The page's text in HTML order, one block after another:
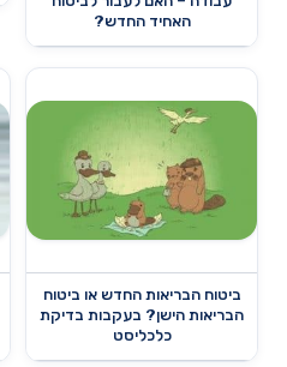
האחיד החדש?
ביטוח הבריאות החדש או ביטוח
הבריאות הישן? בעקבות בדיקת
כלכליסט